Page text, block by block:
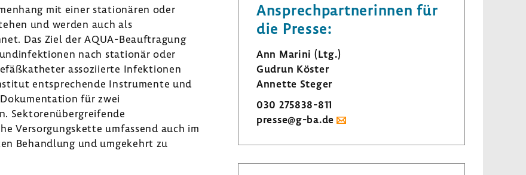
mit einer stationären oder
und werden auch als
Das Ziel der AQUA-Beauftragung
nach stationär oder
assoziierte Infektionen
entsprechende Instrumente und
für zwei
Sektorenübergreifende
Versorgungskette umfassend auch im
Behandlung und umgekehrt zu
Ansprechpartnerinnen für
die Presse:
Ann Marini (Ltg.)
Gudrun Köster
Annette Steger
030 275838-811
presse@g-ba.de